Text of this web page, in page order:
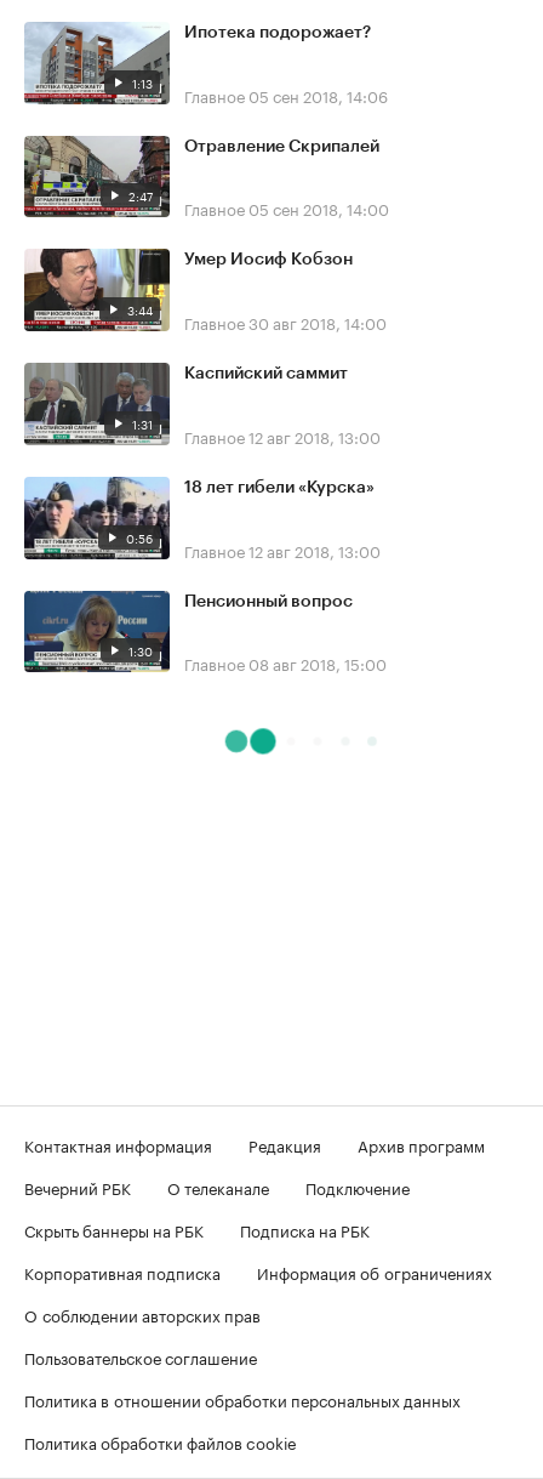
1:13
Ипотека подорожает?
Главное 05 сен 2018, 14:06
2:47
Отравление Скрипалей
Главное 05 сен 2018, 14:00
3:44
Умер Иосиф Кобзон
Главное30 авг 2018, 14:00
1:31
Каспийский саммит
Главное12 авг 2018, 13:00
0:56
18 лет гибели «Курска»
Главное12 авг 2018, 13:00
1:30
Пенсионный вопрос
Главное 08 авг 2018, 15:00
Контактная информация Редакция
Архив программ
Вечерний РБК
О телеканале
Подключение
Скрыть баннеры на РБК
Подписка на РБК
Корпоративная подписка
Информация об ограничениях
О соблюдении авторских прав
Пользовательское соглашение
Политика в отношении обработки персональных данных
Политика обработки файлов cookie